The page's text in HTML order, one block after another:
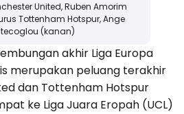
United, Ruben Amorim
Tottenham Hotspur, Ange
(kanan)
akhir Liga Europa
merupakan peluang terakhir
dan Tottenham Hotspur
ke Liga Juara Eropah (UCL)